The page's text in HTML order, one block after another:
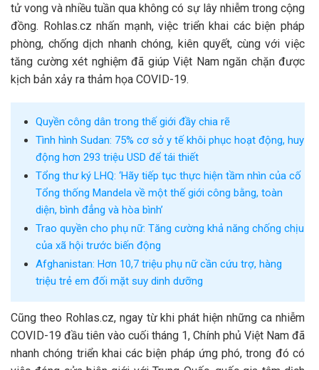
tử vong và nhiều tuần qua không có sự lây nhiễm trong cộng
đồng. Rohlas.cz nhấn mạnh, việc triển khai các biện pháp
phòng, chống dịch nhanh chóng, kiên quyết, cùng với việc
tăng cường xét nghiệm đã giúp Việt Nam ngăn chặn được
kịch bản xảy ra thảm họa COVID-19.
Quyền công dân trong thế giới đầy chia rẽ
Tình hình Sudan: 75% cơ sở y tế khôi phục hoạt động, huy
động hơn 293 triệu USD để tái thiết
Tổng thư ký LHQ: ‘Hãy tiếp tục thực hiện tầm nhìn của cố
Tổng thống Mandela về một thế giới công bằng, toàn
diện, bình đẳng và hòa bình’
Trao quyền cho phụ nữ: Tăng cường khả năng chống chịu
của xã hội trước biến động
Afghanistan: Hơn 10,7 triệu phụ nữ cần cứu trợ, hàng
triệu trẻ em đối mặt suy dinh dưỡng
Cũng theo Rohlas.cz, ngay từ khi phát hiện những ca nhiễm
COVID-19 đầu tiên vào cuối tháng 1, Chính phủ Việt Nam đã
nhanh chóng triển khai các biện pháp ứng phó, trong đó có